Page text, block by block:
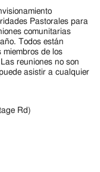
Pastorales para
comunitarias
Todos están
miembros de los
reuniones no son
asistir a cualquier
Rd)